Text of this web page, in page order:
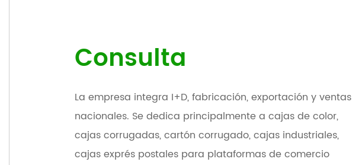
Consulta
La empresa integra I+D, fabricación, exportación y ventas
nacionales. Se dedica principalmente a cajas de color,
cajas corrugadas, cartón corrugado, cajas industriales,
cajas exprés postales para plataformas de comercio